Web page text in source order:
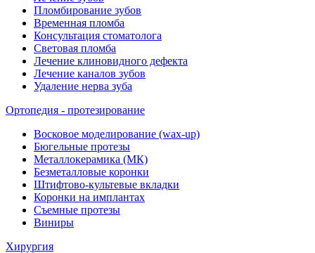
Пломбирование зубов
Временная пломба
Консультация стоматолога
Световая пломба
Лечение клиновидного дефекта
Лечение каналов зубов
Удаление нерва зуба
Ортопедия - протезирование
Восковое моделирование (wax-up)
Бюгельные протезы
Металлокерамика (МК)
Безметалловые коронки
Штифтово-культевые вкладки
Коронки на имплантах
Съемные протезы
Виниры
Хирургия